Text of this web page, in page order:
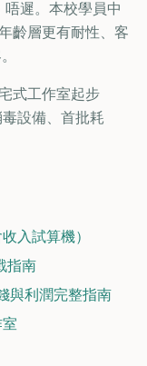
唔遲。本校學員中
齡層更有耐性、客
式工作室起步
設備、首批耗
入試算機）
指南
與利潤完整指南